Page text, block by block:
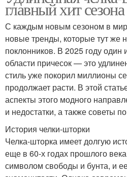
главный хит сезона
С каждым новым сезоном в
новые тренды, которые тут же
поклонников. В 2025 году один
области причесок — это
стиль уже покорил миллионы
продолжает расти. В этой
аспекты этого модного
и недостатки, а также советы
История челки-шторки
Челка-шторка имеет долгую
еще в 60-х годах прошлого
символом свободы и бунта, и